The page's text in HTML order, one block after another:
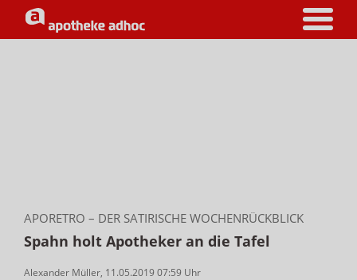
APORETRO – DER SATIRISCHE WOCHENRÜCKBLICK
Spahn holt Apotheker an die Tafel
Alexander Müller, 11.05.2019 07:59 Uhr